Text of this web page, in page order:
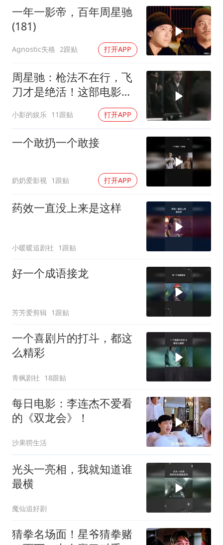
一年一影帝，百年周星驰
(181)
Agnostic失格 2跟贴 打开APP
周星驰：枪法不在行，飞
刀才是绝活！这部电影你
小影的娱乐 11跟贴 打开APP
一个敢扔一个敢接
奶奶爱影视 1跟贴 打开APP
药效一直没上来是这样
小暖暖追剧社 1跟贴
好一个成语接龙
芳芳爱剪辑 1跟贴
一个喜剧片的打斗，都这
么精彩
青枫剧社 18跟贴
每日电影：李连杰不爱看
的《双龙会》！
沙果唠生活
光头一亮相，我就知道谁
最横
魔仙追好剧
猜拳名场面！星爷猜拳赌